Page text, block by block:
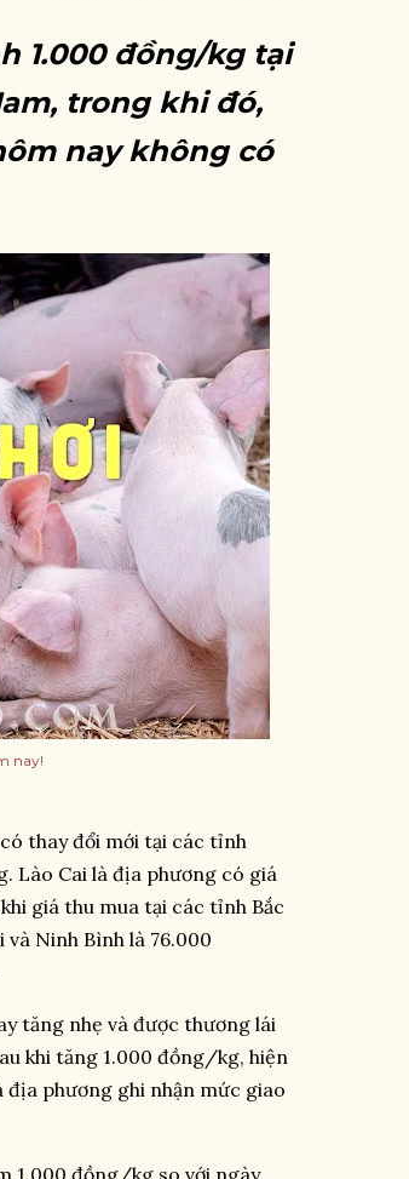
1.000 đồng/kg tại
trong khi đó,
nay không có
nay!
thay đổi mới tại các tỉnh
Lào Cai là địa phương có giá
giá thu mua tại các tỉnh Bắc
Ninh Bình là 76.000
tăng nhẹ và được thương lái
khi tăng 1.000 đồng/kg, hiện
phương ghi nhận mức giao